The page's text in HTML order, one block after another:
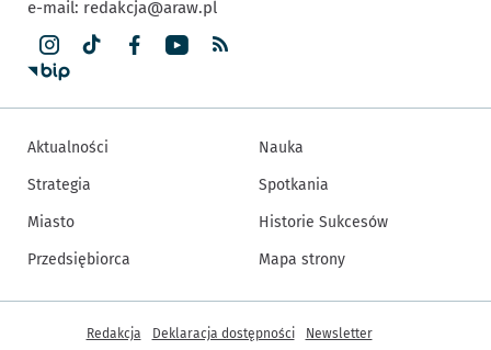
e-mail: redakcja@araw.pl
Aktualności
Strategia
Miasto
Przedsiębiorca
Nauka
Spotkania
Historie Sukcesów
Mapa strony
Inne informacje
Redakcja Deklaracja dostępności Newsletter